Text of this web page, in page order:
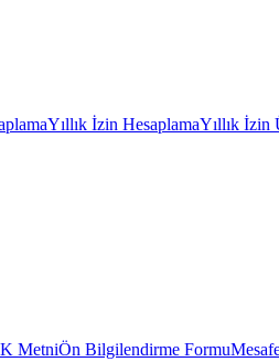
Yıllık İzin HesaplamaYıllık İzin
MetniÖn Bilgilendirme Formu